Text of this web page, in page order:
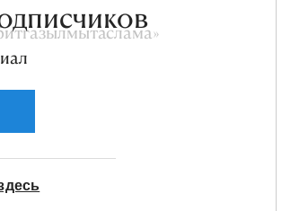
посредством
газ от
примесей,
Барсагельмес.